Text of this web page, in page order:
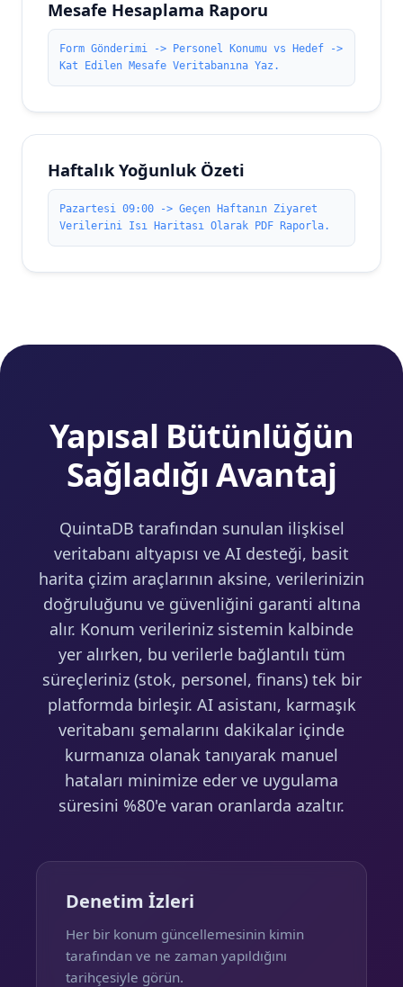
Mesafe Hesaplama Raporu
Form Gönderimi -> Personel Konumu vs Hedef ->
Kat Edilen Mesafe Veritabanına Yaz.
Haftalık Yoğunluk Özeti
Pazartesi 09:00 -> Geçen Haftanın Ziyaret
Verilerini Isı Haritası Olarak PDF Raporla.
Yapısal Bütünlüğün
Sağladığı Avantaj
QuintaDB tarafından sunulan ilişkisel
veritabanı altyapısı ve AI desteği, basit
harita çizim araçlarının aksine, verilerinizin
doğruluğunu ve güvenliğini garanti altına
alır. Konum verileriniz sistemin kalbinde
yer alırken, bu verilerle bağlantılı tüm
süreçleriniz (stok, personel, finans) tek bir
platformda birleşir. AI asistanı, karmaşık
veritabanı şemalarını dakikalar içinde
kurmanıza olanak tanıyarak manuel
hataları minimize eder ve uygulama
süresini %80'e varan oranlarda azaltır.
Denetim İzleri
Her bir konum güncellemesinin kimin
tarafından ve ne zaman yapıldığını
tarihçesiyle görün.